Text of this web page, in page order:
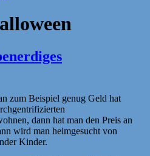
zum Beispiel genug Geld hat
dann hat man den Preis an
wird man heimgesucht von
Kinder.